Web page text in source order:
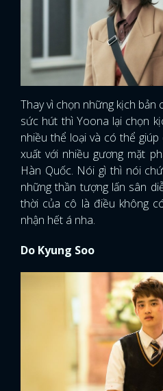
Thay vì chọn những kịch bản
sức hút thì Yoona lại chọn
nhiều thể loại và có thể
xuất với nhiều gương mặt
Hàn Quốc. Nói gì thì nói
những thần tượng lấn sân
thời của cô là điều không
nhận hết á nha.
Do Kyung Soo